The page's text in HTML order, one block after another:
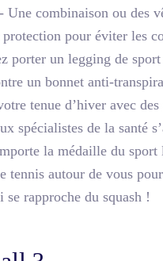
Une combinaison ou des
pour éviter les
porter un legging de
un bonnet anti-
tenue d’hiver avec
spécialistes de la santé
la médaille du
tennis autour de vous
se rapproche du squash !